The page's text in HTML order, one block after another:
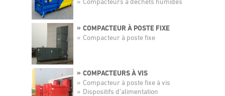
COMPACTEUR À POSTE FIXE
Compacteur à poste fixe
COMPACTEURS À VIS
Compacteur à poste fixe à vis
Dispositifs d’alimentation